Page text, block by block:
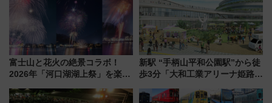
富士山と花火の絶景コラボ！
2026年「河口湖湖上祭」を楽し
ススメ
新駅 “手柄山平和公園駅”から徒
歩3分「大和工業アリーナ姫路」
大相撲巡業など 豪華イベントと